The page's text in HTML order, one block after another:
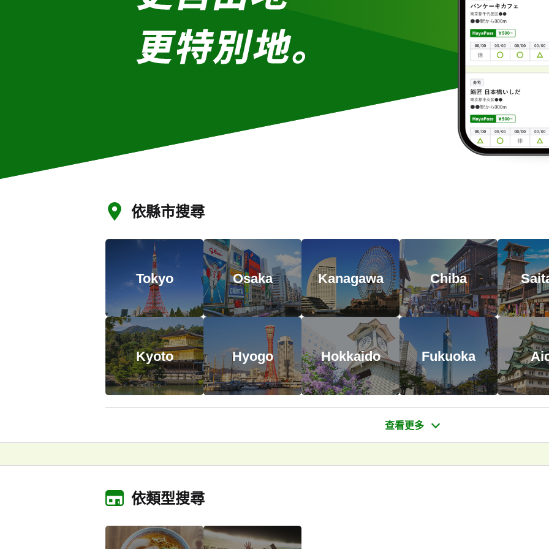
依縣市搜尋
Tokyo Osaka Kanagawa Chiba
Kyoto Hyogo Hokkaido Fukuoka
依類型搜尋